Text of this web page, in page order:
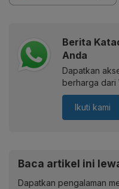
Berita
Anda
Dapatkan
berharga dari
Ikuti kami
Baca artikel ini
Dapatkan pengalaman